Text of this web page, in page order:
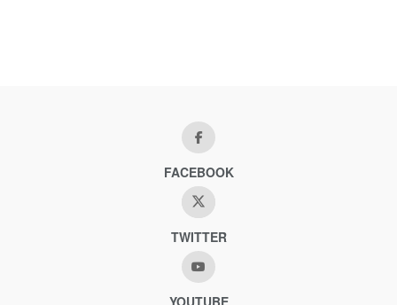
FACEBOOK
TWITTER
YOUTUBE